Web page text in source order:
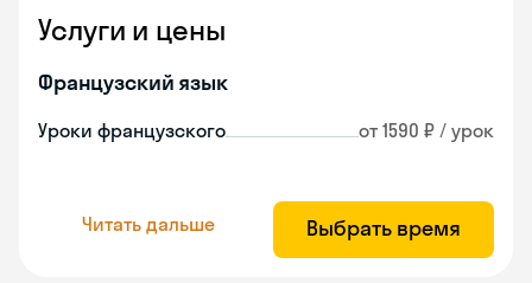
Услуги и цены
Французский язык
Уроки французского от 1590 ₽ / урок
Читать дальше Выбрать время